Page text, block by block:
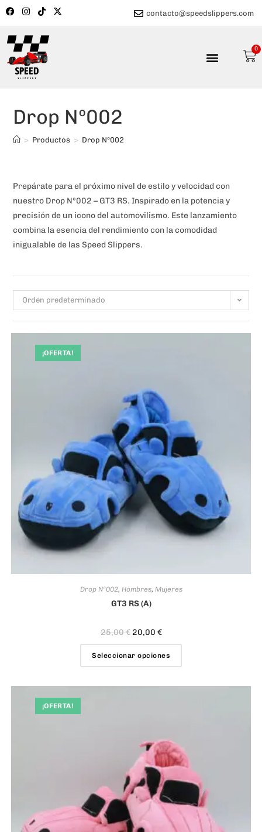
contacto@speedslippers.com
0
Drop Nº002
> Productos > Drop Nº002
Prepárate para el próximo nivel de estilo y velocidad con
nuestro Drop Nº002 – GT3 RS. Inspirado en la potencia y
precisión de un icono del automovilismo. Este lanzamiento
combina la esencia del rendimiento con la comodidad
inigualable de las Speed Slippers.
Orden predeterminado
¡OFERTA!
Drop Nº002, Hombres, Mujeres
GT3 RS (A)
25,00€ 20,00 €
Seleccionar opciones
¡OFERTA!